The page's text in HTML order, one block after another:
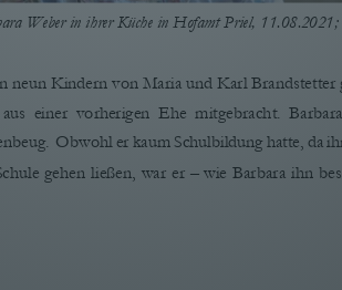
Weber in ihrer Küche in Hofamt Priel,
neun Kindern von Maria und Karl Brandstetter
einer  vorherigen  Ehe  mitgebracht.
Obwohl er kaum Schulbildung hatte, da
gehen ließen, war er – wie Barbara ihn